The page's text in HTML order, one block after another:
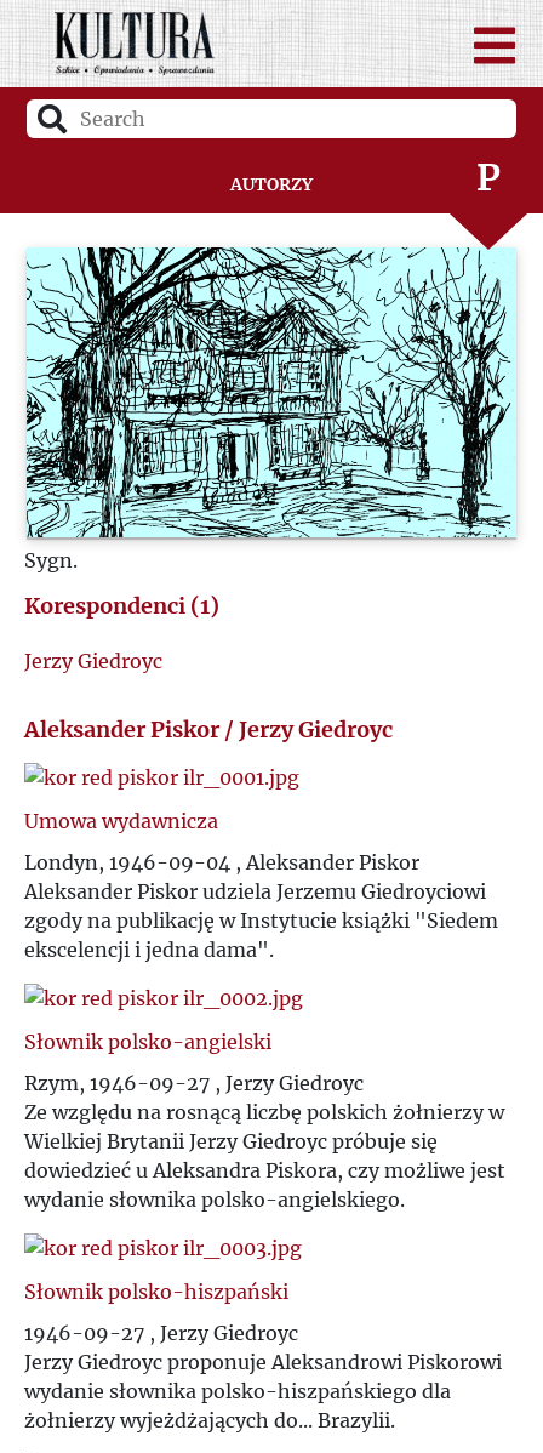
Autorzy
N
O
P
Q
R
S
Ś
T
Sygn.
Korespondenci (1)
Jerzy Giedroyc
Aleksander Piskor / Jerzy Giedroyc
Umowa wydawnicza
Londyn, 1946-09-04 , Aleksander Piskor
Aleksander Piskor udziela Jerzemu Giedroyciowi
zgody na publikację w Instytucie książki "Siedem
ekscelencji i jedna dama".
Słownik polsko-angielski
Rzym, 1946-09-27 , Jerzy Giedroyc
Ze względu na rosnącą liczbę polskich żołnierzy w
Wielkiej Brytanii Jerzy Giedroyc próbuje się
dowiedzieć u Aleksandra Piskora, czy możliwe jest
wydanie słownika polsko-angielskiego.
Słownik polsko-hiszpański
1946-09-27 , Jerzy Giedroyc
Jerzy Giedroyc proponuje Aleksandrowi Piskorowi
wydanie słownika polsko-hiszpańskiego dla
żołnierzy wyjeżdżających do... Brazylii.